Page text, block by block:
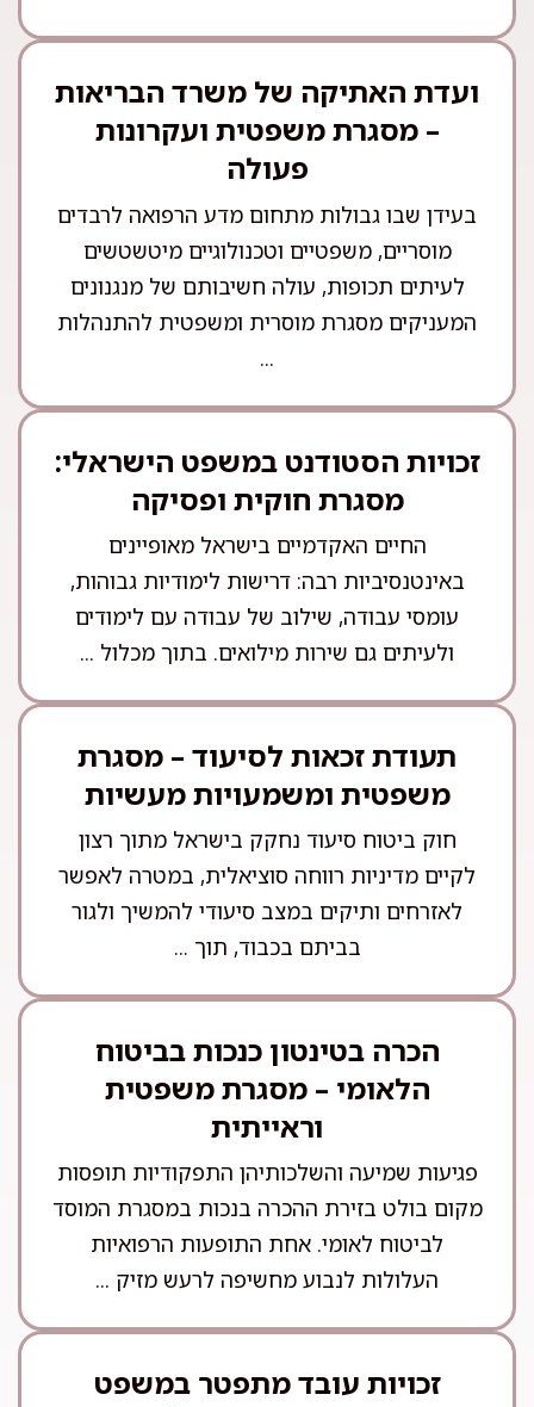
ועדת האתיקה של משרד הבריאות
– מסגרת משפטית ועקרונות
פעולה
בעידן שבו גבולות מתחום מדע הרפואה לרבדים
מוסריים, משפטיים וטכנולוגיים מיטשטשים
לעיתים תכופות, עולה חשיבותם של מנגנונים
המעניקים מסגרת מוסרית ומשפטית להתנהלות
...
זכויות הסטודנט במשפט הישראלי:
מסגרת חוקית ופסיקה
החיים האקדמיים בישראל מאופיינים
באינטנסיביות רבה: דרישות לימודיות גבוהות,
עומסי עבודה, שילוב של עבודה עם לימודים
ולעיתים גם שירות מילואים. בתוך מכלול ...
תעודת זכאות לסיעוד – מסגרת
משפטית ומשמעויות מעשיות
חוק ביטוח סיעוד נחקק בישראל מתוך רצון
לקיים מדיניות רווחה סוציאלית, במטרה לאפשר
לאזרחים ותיקים במצב סיעודי להמשיך ולגור
בביתם בכבוד, תוך ...
הכרה בטינטון כנכות בביטוח
הלאומי – מסגרת משפטית
וראייתית
פגיעות שמיעה והשלכותיהן התפקודיות תופסות
מקום בולט בזירת ההכרה בנכות במסגרת המוסד
לביטוח לאומי. אחת התופעות הרפואיות
העלולות לנבוע מחשיפה לרעש מזיק ...
זכויות עובד מתפטר במשפט